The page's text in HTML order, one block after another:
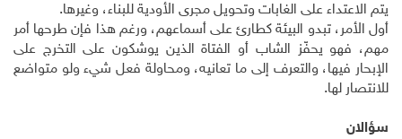
يتم الاعتداء على الغابات وتحويل مجرى الأودية للبناء، وغيرها.
أول الأمر، تبدو البيئة كطارئ على أسماعهم، ورغم هذا فإن طرحها أمر
مهم، فهو يحفّز الشاب أو الفتاة الذين يوشكون على التخرج على
الإبحار فيها، والتعرف إلى ما تعانيه، ومحاولة فعل شيء ولو متواضع
للانتصار لها.
سؤالان